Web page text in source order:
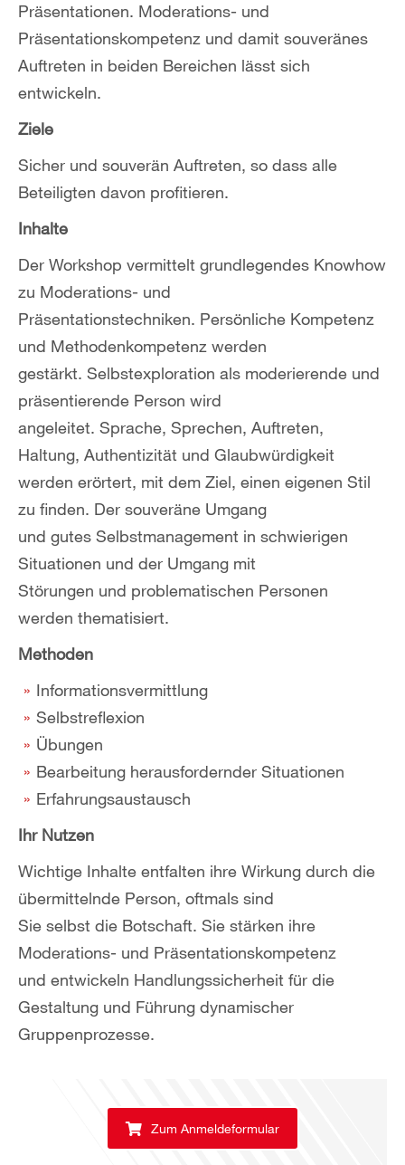
Präsentationen. Moderations- und
Präsentationskompetenz und damit souveränes
Auftreten in beiden Bereichen lässt sich
entwickeln.
Ziele
Sicher und souverän Auftreten, so dass alle
Beteiligten davon profitieren.
Inhalte
Der Workshop vermittelt grundlegendes Knowhow
zu Moderations- und
Präsentationstechniken. Persönliche Kompetenz
und Methodenkompetenz werden
gestärkt. Selbstexploration als moderierende und
präsentierende Person wird
angeleitet. Sprache, Sprechen, Auftreten,
Haltung, Authentizität und Glaubwürdigkeit
werden erörtert, mit dem Ziel, einen eigenen Stil
zu finden. Der souveräne Umgang
und gutes Selbstmanagement in schwierigen
Situationen und der Umgang mit
Störungen und problematischen Personen
werden thematisiert.
Methoden
Informationsvermittlung
Selbstreflexion
Übungen
Bearbeitung herausfordernder Situationen
Erfahrungsaustausch
Ihr Nutzen
Wichtige Inhalte entfalten ihre Wirkung durch die
übermittelnde Person, oftmals sind
Sie selbst die Botschaft. Sie stärken ihre
Moderations- und Präsentationskompetenz
und entwickeln Handlungssicherheit für die
Gestaltung und Führung dynamischer
Gruppenprozesse.
Zum Anmeldeformular